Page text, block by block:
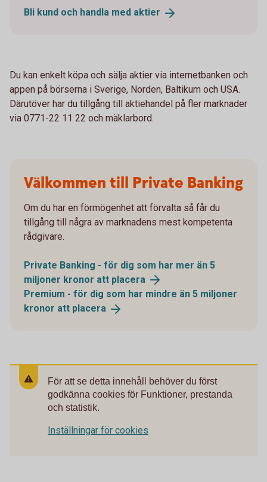
Bli kund och handla med aktier
Du kan enkelt köpa och sälja aktier via internetbanken och
appen på börserna i Sverige, Norden, Baltikum och USA.
Därutöver har du tillgång till aktiehandel på fler marknader
via 0771-22 11 22 och mäklarbord.
Välkommen till Private Banking
Om du har en förmögenhet att förvalta så får du
tillgång till några av marknadens mest kompetenta
rådgivare.
Private Banking - för dig som har mer än 5
miljoner kronor att placera
Premium - för dig som har mindre än 5 miljoner
kronor att placera
För att se detta innehåll behöver du först
godkänna cookies för Funktioner, prestanda
och statistik.
Inställningar för cookies